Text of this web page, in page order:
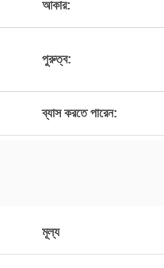
আকার:
পুরুত্ব:
ব্যাস করতে পারেন:
মূল্য